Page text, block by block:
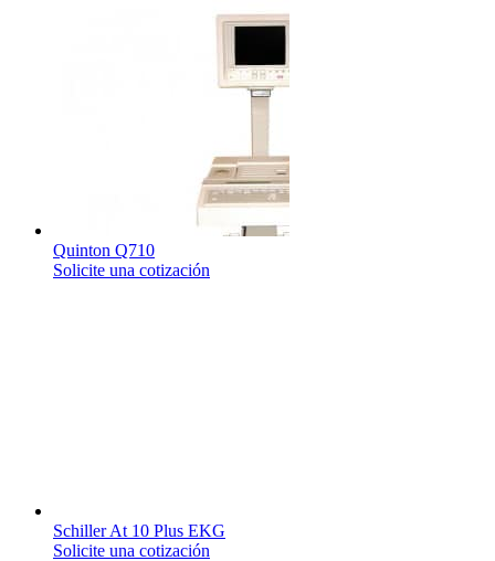
Quinton Q710
Solicite una cotización
Schiller At 10 Plus EKG
Solicite una cotización